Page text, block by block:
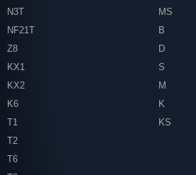
N3T
NF21T
Z8
KX1
KX2
K6
T1
T2
T6
MS
B
D
S
M
K
KS